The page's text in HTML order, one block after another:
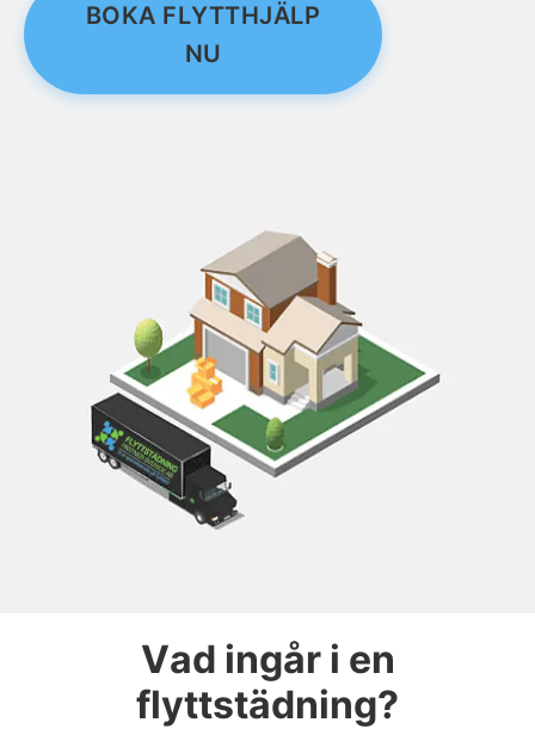
BOKA FLYTTHJÄLP
NU
Vad ingår i en
flyttstädning?